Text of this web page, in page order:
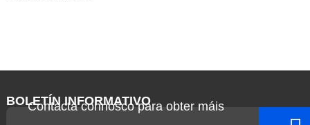
BOLETÍN INFORMATIVO
Contacta connosco para obter máis